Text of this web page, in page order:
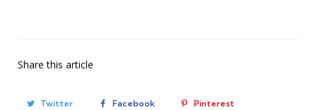
Share this article
Twitter Facebook Pinterest